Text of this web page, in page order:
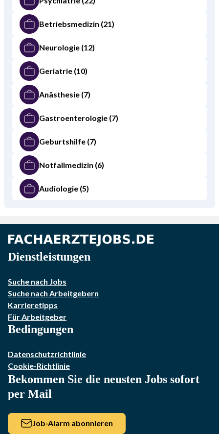
Betriebsmedizin (21)
Neurologie (12)
Geriatrie (10)
Anästhesie (7)
Gastroenterologie (7)
Geburtshilfe (7)
Notfallmedizin (6)
Audiologie (5)
Dienstleistungen
Suche nach Jobs
Suche nach Arbeitgebern
Karrieretipps
Für Arbeitgeber
Bedingungen
Datenschutzrichtlinie
Cookie-Richtlinie
Bekommen Sie die neusten Jobs sofort
per Mail
Job-Alarm abonnieren